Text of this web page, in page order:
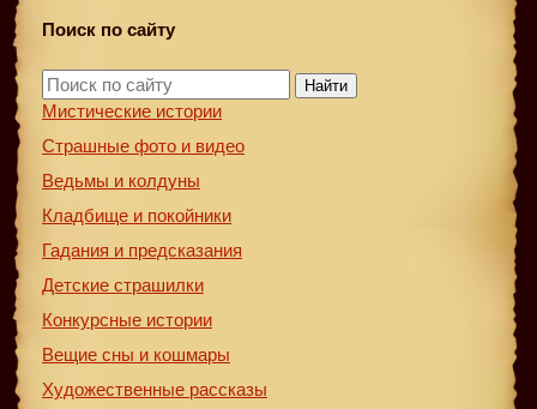
Поиск по сайту
Найти
Мистические истории
Страшные фото и видео
Ведьмы и колдуны
Кладбище и покойники
Гадания и предсказания
Детские страшилки
Конкурсные истории
Вещие сны и кошмары
Художественные рассказы